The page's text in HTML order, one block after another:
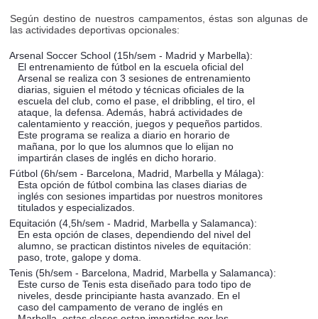
Según destino de nuestros campamentos, éstas son algunas de
las actividades deportivas opcionales:
Arsenal Soccer School (15h/sem - Madrid y Marbella):
El entrenamiento de fútbol en la escuela oficial del
Arsenal se realiza con 3 sesiones de entrenamiento
diarias, siguien el método y técnicas oficiales de la
escuela del club, como el pase, el dribbling, el tiro, el
ataque, la defensa. Además, habrá actividades de
calentamiento y reacción, juegos y pequeños partidos.
Este programa se realiza a diario en horario de
mañana, por lo que los alumnos que lo elijan no
impartirán clases de inglés en dicho horario.
Fútbol (6h/sem - Barcelona, Madrid, Marbella y Málaga):
Esta opción de fútbol combina las clases diarias de
inglés con sesiones impartidas por nuestros monitores
titulados y especializados.
Equitación (4,5h/sem - Madrid, Marbella y Salamanca):
En esta opción de clases, dependiendo del nivel del
alumno, se practican distintos niveles de equitación:
paso, trote, galope y doma.
Tenis (5h/sem - Barcelona, Madrid, Marbella y Salamanca):
Este curso de Tenis esta diseñado para todo tipo de
niveles, desde principiante hasta avanzado. En el
caso del campamento de verano de inglés en